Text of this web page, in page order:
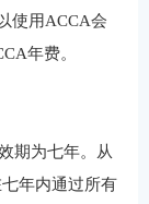
使用ACCA会
年费。
期为七年。从
年内通过所有